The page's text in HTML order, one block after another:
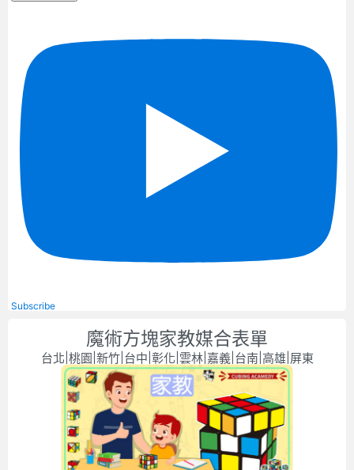
Subscribe
魔術方塊家教媒合表單
台北|桃園|新竹|台中|彰化|雲林|嘉義|台南|高雄|屏東